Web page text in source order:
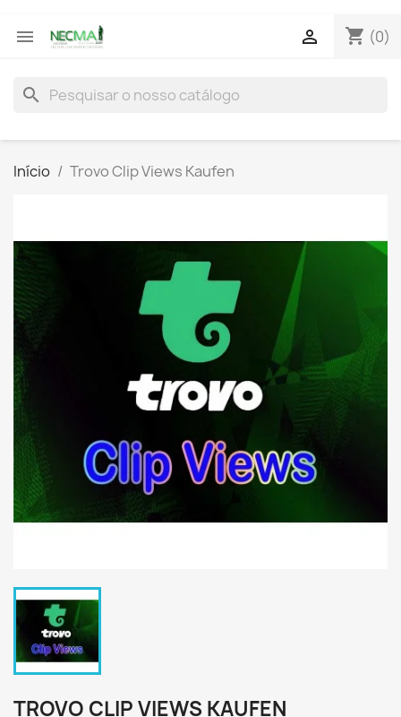
 shopping_cart (0)

search
Início Trovo Clip Views Kaufen
TROVO CLIP VIEWS KAUFEN